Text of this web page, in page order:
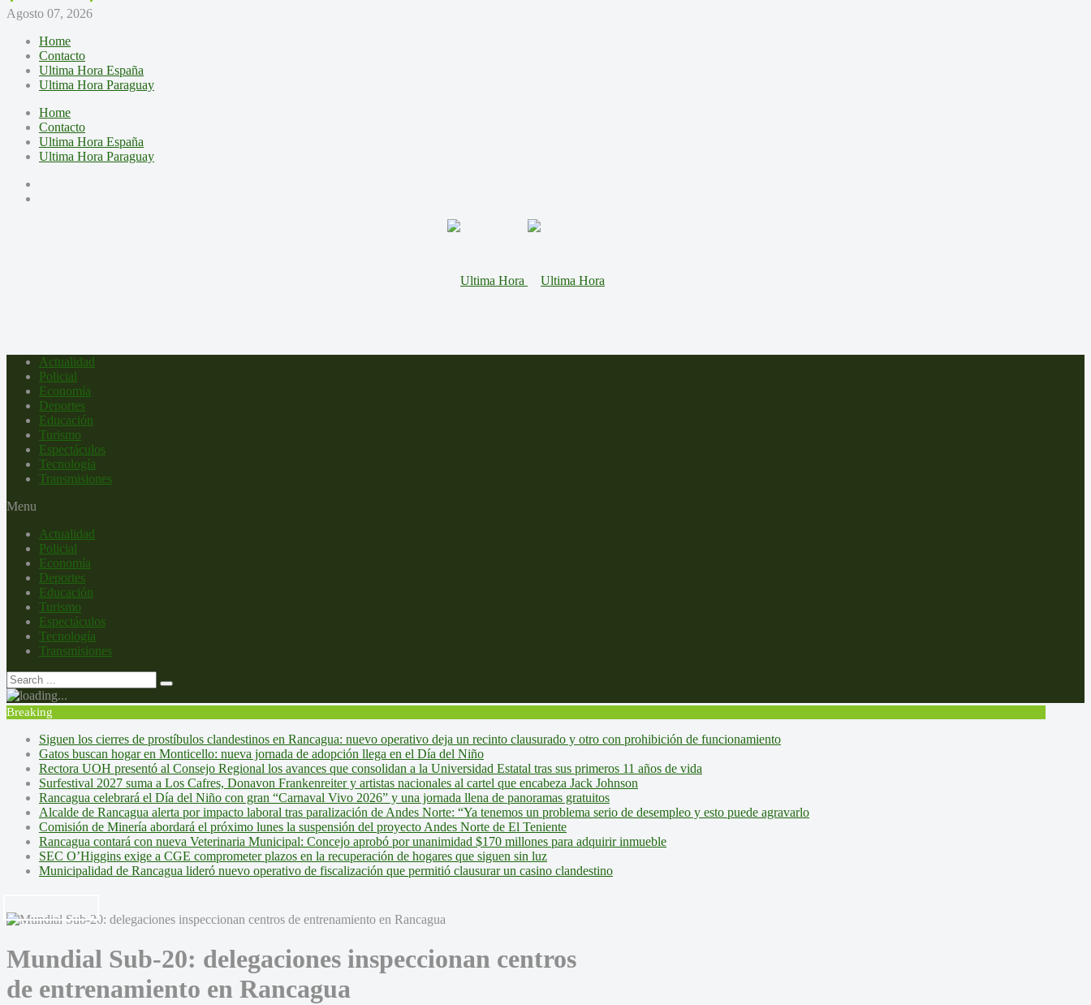
Agosto 07, 2026
Home
Contacto
Ultima Hora España
Ultima Hora Paraguay
Home
Contacto
Ultima Hora España
Ultima Hora Paraguay
Actualidad
Policial
Economía
Deportes
Educación
Turismo
Espectáculos
Tecnología
Transmisiones
Menu
Actualidad
Policial
Economía
Deportes
Educación
Turismo
Espectáculos
Tecnología
Transmisiones
Breaking
Siguen los cierres de prostíbulos clandestinos en Rancagua: nuevo operativo deja un recinto clausurado y otro con prohibición de funcionamiento
Gatos buscan hogar en Monticello: nueva jornada de adopción llega en el Día del Niño
Rectora UOH presentó al Consejo Regional los avances que consolidan a la Universidad Estatal tras sus primeros 11 años de vida
Surfestival 2027 suma a Los Cafres, Donavon Frankenreiter y artistas nacionales al cartel que encabeza Jack Johnson
Rancagua celebrará el Día del Niño con gran “Carnaval Vivo 2026” y una jornada llena de panoramas gratuitos
Alcalde de Rancagua alerta por impacto laboral tras paralización de Andes Norte: “Ya tenemos un problema serio de desempleo y esto puede agravarlo
Comisión de Minería abordará el próximo lunes la suspensión del proyecto Andes Norte de El Teniente
Rancagua contará con nueva Veterinaria Municipal: Concejo aprobó por unanimidad $170 millones para adquirir inmueble
SEC O’Higgins exige a CGE comprometer plazos en la recuperación de hogares que siguen sin luz
Municipalidad de Rancagua lideró nuevo operativo de fiscalización que permitió clausurar un casino clandestino
Mundial Sub-20: delegaciones inspeccionan centros
de entrenamiento en Rancagua